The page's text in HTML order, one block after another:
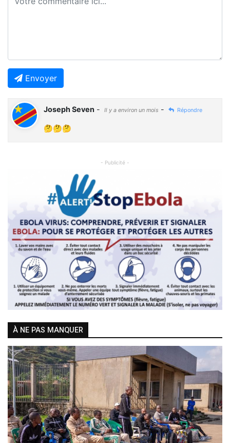
Envoyer
Joseph Seven - Il y a environ un mois - Répondre
🤔🤔🤔
- Publicité -
Previous Next
À NE PAS MANQUER